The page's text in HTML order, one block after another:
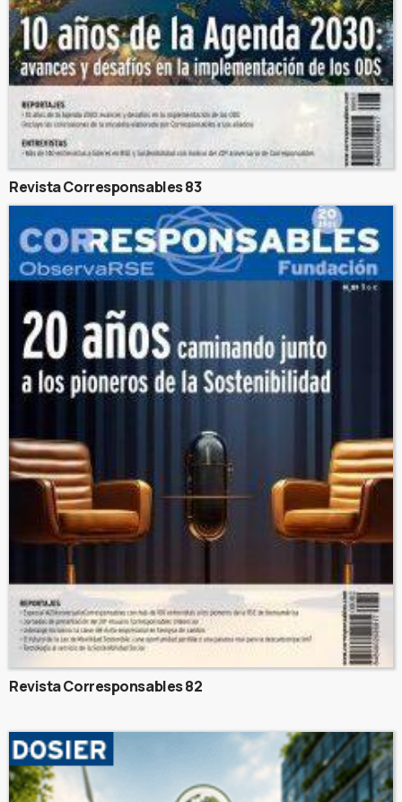
Revista Corresponsables 83
Revista Corresponsables 82